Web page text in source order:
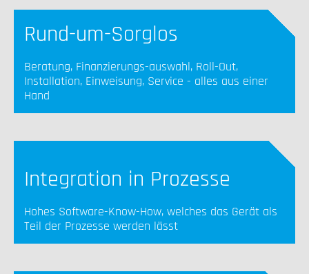
Rund-um-Sorglos
Beratung, Finanzierungs-auswahl, Roll-Out,
Installation, Einweisung, Service - alles aus einer
Hand
Integration in Prozesse
Hohes Software-Know-How, welches das Gerät als
Teil der Prozesse werden lässt